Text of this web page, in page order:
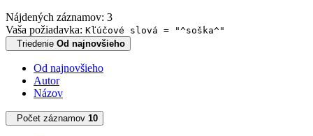
Nájdených záznamov: 3
Vaša požiadavka: Kľúčové slová = "^soška^"
Triedenie Od najnovšieho
Od najnovšieho
Autor
Názov
Počet záznamov 10